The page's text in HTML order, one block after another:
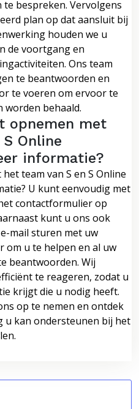
bespreken. Vervolgens
plan op dat aansluit bij
houden we u
de voortgang en
Ons team
te beantwoorden en
te voeren om ervoor te
worden behaald.
opnemen met
Online
informatie?
team van S en S Online
U kunt eenvoudig met
contactformulier op
kunt u ons ook
mail sturen met uw
om u te helpen en al uw
beantwoorden. Wij
te reageren, zodat u
krijgt die u nodig heeft.
op te nemen en ontdek
u kan ondersteunen bij het